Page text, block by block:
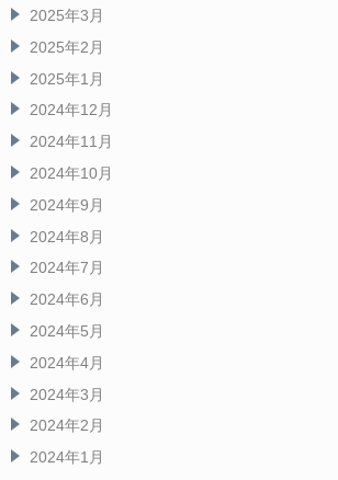
2025年3月
2025年2月
2025年1月
2024年12月
2024年11月
2024年10月
2024年9月
2024年8月
2024年7月
2024年6月
2024年5月
2024年4月
2024年3月
2024年2月
2024年1月